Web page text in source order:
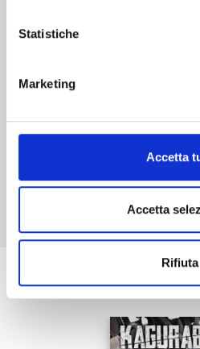
Statistiche
Marketing
Accetta
Accetta
Rifiuta
Mostra
Se ti è piaciuto